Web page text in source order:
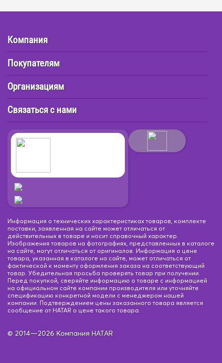
Компания
Покупателям
Организациям
Связаться с нами
Информация о технических характеристиках товаров, комплекте
поставки, заявленная на сайте может отличаться от
действительных в товаре и носит справочный характер.
Изображения товаров на фотографиях, представленных в каталоге
на сайте, могут отличаться от оригиналов. Информация о цене
товара, указанная в каталоге на сайте, может отличаться от
фактической к моменту оформления заказа на соответствующий
товар. Убедительная просьба проверять товар при получении.
Перед покупкой, сверяйте информацию о товаре с информацией
на официальном сайте компании производителя или уточняйте
спецификацию конкретной модели с менеджером нашей
компании. Подтверждением цены заказанного товара является
сообщение от HATAR о цене такого товара.
© 2014—2026 Компания HATAR